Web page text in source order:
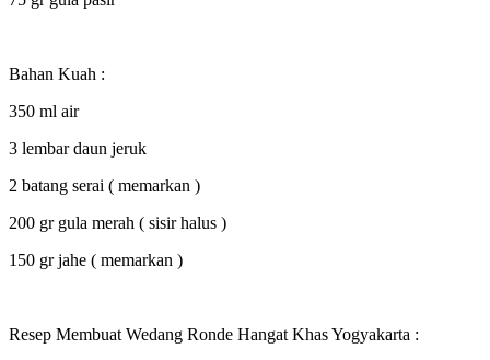
Bahan Kuah :
350 ml air
3 lembar daun jeruk
2 batang serai ( memarkan )
200 gr gula merah ( sisir halus )
150 gr jahe ( memarkan )
Resep Membuat Wedang Ronde Hangat Khas Yogyakarta :